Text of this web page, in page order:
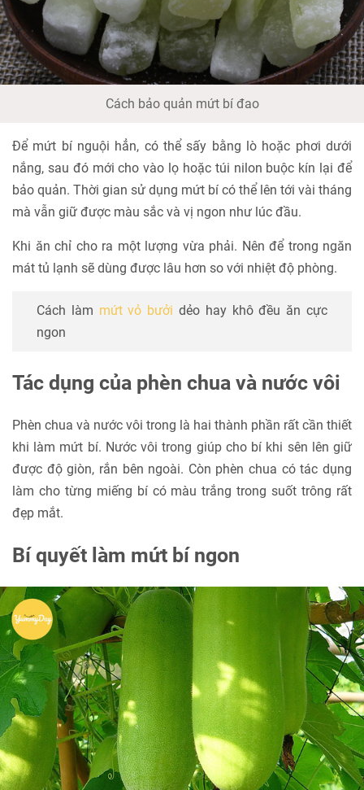
Cách bảo quản mứt bí đao
Để mứt bí nguội hẳn, có thể sấy bằng lò hoặc phơi dưới
nắng, sau đó mới cho vào lọ hoặc túi nilon buộc kín lại để
bảo quản. Thời gian sử dụng mứt bí có thể lên tới vài tháng
mà vẫn giữ được màu sắc và vị ngon như lúc đầu.
Khi ăn chỉ cho ra một lượng vừa phải. Nên để trong ngăn
mát tủ lạnh sẽ dùng được lâu hơn so với nhiệt độ phòng.
Cách làm mứt vỏ bưởi dẻo hay khô đều ăn cực
ngon
Tác dụng của phèn chua và nước vôi
Phèn chua và nước vôi trong là hai thành phần rất cần thiết
khi làm mứt bí. Nước vôi trong giúp cho bí khi sên lên giữ
được độ giòn, rắn bên ngoài. Còn phèn chua có tác dụng
làm cho từng miếng bí có màu trắng trong suốt trông rất
đẹp mắt.
Bí quyết làm mứt bí ngon